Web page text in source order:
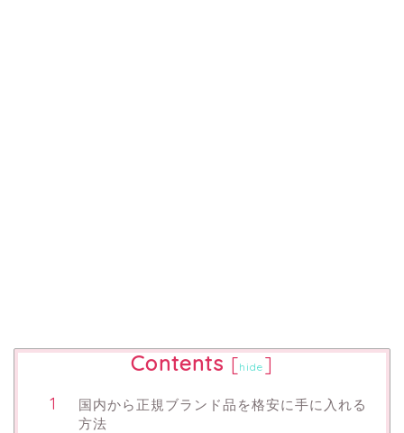
Contents [hide ]
国内から正規ブランド品を格安に手に入れる
方法